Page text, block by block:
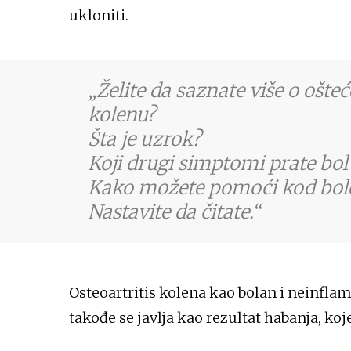
ukloniti.
Želite da saznate više o
kolenu?
Šta je uzrok?
Koji drugi simptomi prate bol
Kako možete pomoći kod
Nastavite da čitate.
Osteoartritis kolena kao bolan i
takođe se javlja kao rezultat habanja,